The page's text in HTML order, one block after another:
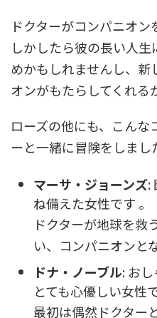
ドクターがコンパニオ
しかしたら彼の長い人
めかもしれませんし、
オンがもたらしてくれる
ローズの他にも、こんな
ーと一緒に冒険をしまし
マーサ・ジョーンズ:
ね備えた女性です 。
ドクターが地球を救
い、コンパニオンと
ドナ・ノーブル: お
とても心優しい女性
最初は偶然ドクター